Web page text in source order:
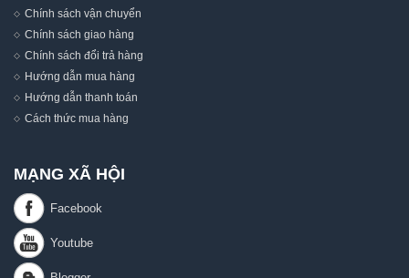
Chính sách vận chuyển
Chính sách giao hàng
Chính sách đổi trả hàng
Hướng dẫn mua hàng
Hướng dẫn thanh toán
Cách thức mua hàng
MẠNG XÃ HỘI